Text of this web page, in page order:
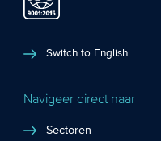
Switch to English
Navigeer direct naar
Sectoren